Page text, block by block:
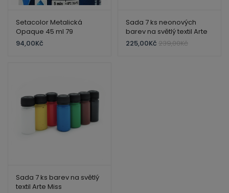
Setacolor Metalická
Opaque 45 ml 79
Metalická – Jet black
94,00Kč
Sada 7 ks neonových
barev na světlý textil Arte
Miss
225,00Kč 239,00Kč
Sada 7 ks barev na světlý
textil Arte Miss